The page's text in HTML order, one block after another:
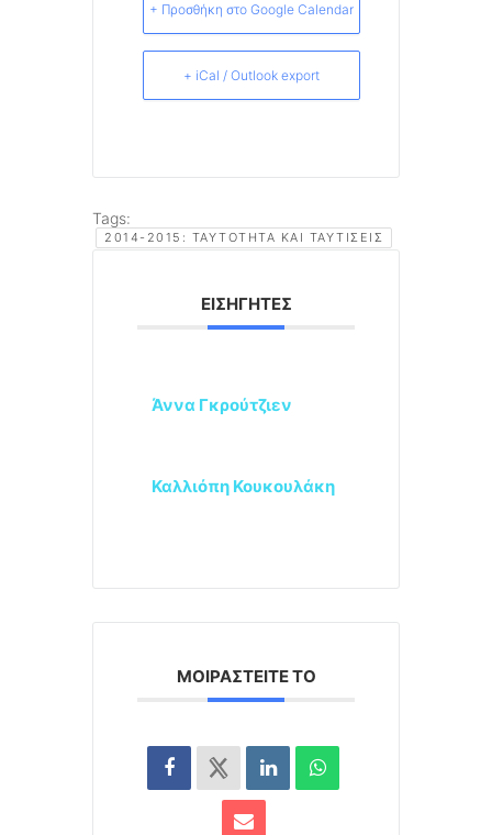
+ Προσθήκη στο Google Calendar
+ iCal / Outlook export
Tags:
2014-2015: ΤΑΥΤΌΤΗΤΑ ΚΑΙ ΤΑΥΤΊΣΕΙΣ
ΕΙΣΗΓΗΤΈΣ
Άννα Γκρούτζιεν
Καλλιόπη Κουκουλάκη
ΜΟΙΡΑΣΤΕΊΤΕ ΤΟ